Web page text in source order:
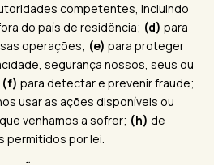
competentes, incluindo
do país de residência; (d) para
operações; (e) para proteger
segurança nossos, seus ou
(f) para detectar e prevenir fraude;
usar as ações disponíveis ou
venhamos a sofrer; (h) de
permitidos por lei.